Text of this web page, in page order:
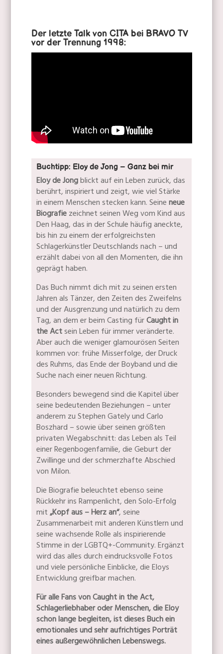
Der letzte Talk von CITA bei BRAVO TV
vor der Trennung 1998:
Buchtipp: Eloy de Jong – Ganz bei mir
Eloy de Jongblickt auf ein Leben zurück, das
berührt, inspiriert und zeigt, wie viel Stärke
in einem Menschen stecken kann. Seineneue
Biografiezeichnet seinen Weg vom Kind aus
Den Haag, das in der Schule häufig aneckte,
bis hin zu einem der erfolgreichsten
Schlagerkünstler Deutschlands nach – und
erzählt dabei von all den Momenten, die ihn
geprägt haben.
Das Buch nimmt dich mit zu seinen ersten
Jahren als Tänzer, den Zeiten des Zweifelns
und der Ausgrenzung und natürlich zu dem
Tag, an dem er beim Casting fürCaught in
the Actsein Leben für immer veränderte.
Aber auch die weniger glamourösen Seiten
kommen vor: frühe Misserfolge, der Druck
des Ruhms, das Ende der Boyband und die
Suche nach einer neuen Richtung.
Besonders bewegend sind die Kapitel über
seine bedeutenden Beziehungen – unter
anderem zu Stephen Gately und Carlo
Boszhard – sowie über seinen größten
privaten Wegabschnitt: das Leben als Teil
einer Regenbogenfamilie, die Geburt der
Zwillinge und der schmerzhafte Abschied
von Milon.
Die Biografie beleuchtet ebenso seine
Rückkehr ins Rampenlicht, den Solo-Erfolg
mit„Kopf aus – Herz an“, seine
Zusammenarbeit mit anderen Künstlern und
seine wachsende Rolle als inspirierende
Stimme in der LGBTQ+-Community. Ergänzt
wird das alles durch eindrucksvolle Fotos
und viele persönliche Einblicke, die Eloys
Entwicklung greifbar machen.
Für alle Fans von Caught in the Act,
Schlagerliebhaber oder Menschen, die Eloy
schon lange begleiten, ist dieses Buch ein
emotionales und sehr aufrichtiges Porträt
eines außergewöhnlichen Lebenswegs.